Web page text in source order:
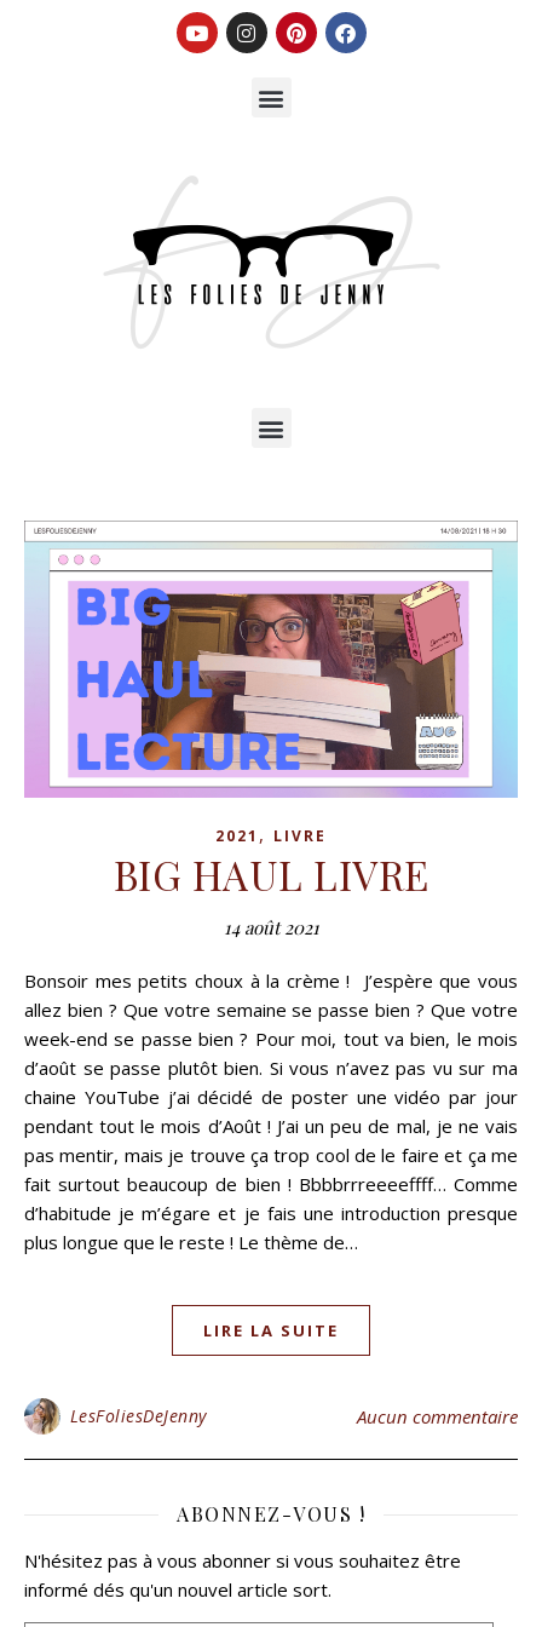
2021 , LIVRE
BIG HAUL LIVRE
14 août 2021
Bonsoir mes petits choux à la crème ! J’espère que vous
allez bien ? Que votre semaine se passe bien ? Que votre
week-end se passe bien ? Pour moi, tout va bien, le mois
d’août se passe plutôt bien. Si vous n’avez pas vu sur ma
chaine YouTube j’ai décidé de poster une vidéo par jour
pendant tout le mois d’Août ! J’ai un peu de mal, je ne vais
pas mentir, mais je trouve ça trop cool de le faire et ça me
fait surtout beaucoup de bien ! Bbbbrrreeeeffff… Comme
d’habitude je m’égare et je fais une introduction presque
plus longue que le reste ! Le thème de…
LIRE LA SUITE
LesFoliesDeJenny Aucun commentaire
ABONNEZ-VOUS !
N'hésitez pas à vous abonner si vous souhaitez être
informé dés qu'un nouvel article sort.